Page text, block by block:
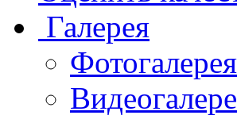
Галерея
Фотогалерея